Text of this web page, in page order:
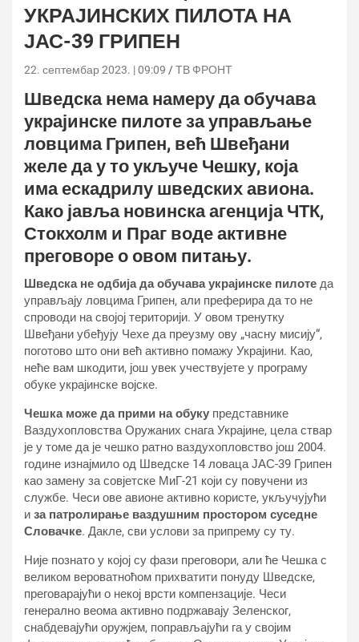
УКРАЈИНСКИХ ПИЛОТА НА
ЈАС-39 ГРИПЕН
22. септембар 2023. | 09:09 ТВ ФРОНТ
Шведска нема намеру да обучава
украјинске пилоте за управљање
ловцима Грипен, већ Швеђани
желе да у то укључе Чешку, која
има ескадрилу шведских авиона.
Како јавља новинска агенција ЧТК,
Стокхолм и Праг воде активне
преговоре о овом питању.
Шведска не одбија да обучава украјинске пилоте да
управљају ловцима Грипен, али преферира да то не
спроводи на својој територији. У овом тренутку
Швеђани убеђују Чехе да преузму ову „часну мисију“,
поготово што они већ активно помажу Украјини. Као,
неће вам шкодити, још увек учествујете у програму
обуке украјинске војске.
Чешка може да прими на обуку представнике
Ваздухопловства Оружаних снага Украјине, цела ствар
је у томе да је чешко ратно ваздухопловство још 2004.
године изнајмило од Шведске 14 ловаца ЈАС-39 Грипен
као замену за совјетске МиГ-21 који су повучени из
службе. Чеси ове авионе активно користе, укључујући
и за патролирање ваздушним простором суседне
Словачке. Дакле, сви услови за припрему су ту.
Није познато у којој су фази преговори, али ће Чешка с
великом вероватноћом прихватити понуду Шведске,
преговарајући о некој врсти компензације. Чеси
генерално веома активно подржавају Зеленског,
снабдевајући оружјем, поправљајући га у својим